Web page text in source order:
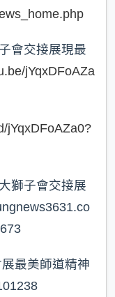
會交接展現最
jYqxDFoAZa
jYqxDFoAZa0?
獅子會交接展
最美師道精神